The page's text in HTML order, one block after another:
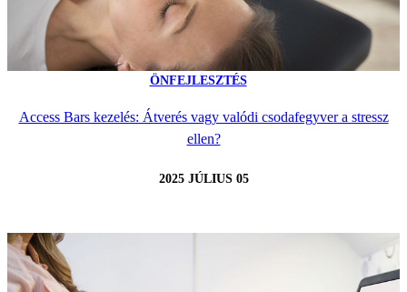
ÖNFEJLESZTÉS
Access Bars kezelés: Átverés vagy valódi csodafegyver a stressz
ellen?
2025 JÚLIUS 05